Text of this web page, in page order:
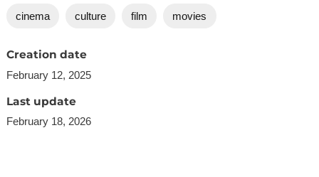
cinema culture film movies
Creation date
February 12, 2025
Last update
February 18, 2026